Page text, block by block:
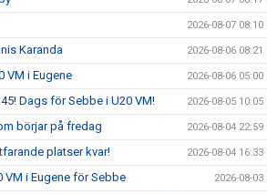
2026-08-07 08:10
Karanda 2026-08-06 08:21
VM i Eugene 2026-08-06 05:00
Dags för Sebbe i U20 VM! 2026-08-05 10:05
börjar på fredag 2026-08-04 22:59
platser kvar! 2026-08-04 16:33
VM i Eugene för Sebbe 2026-08-03